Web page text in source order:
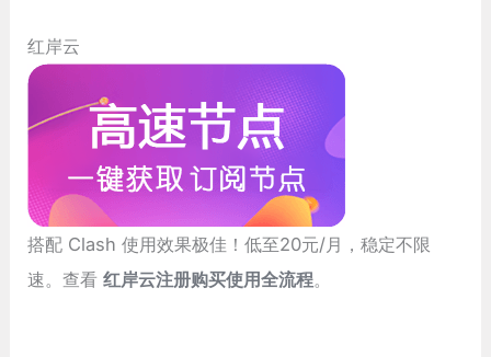
红岸云
搭配 Clash 使用效果极佳！低至20元/月，稳定不限
速。查看红岸云注册购买使用全流程。